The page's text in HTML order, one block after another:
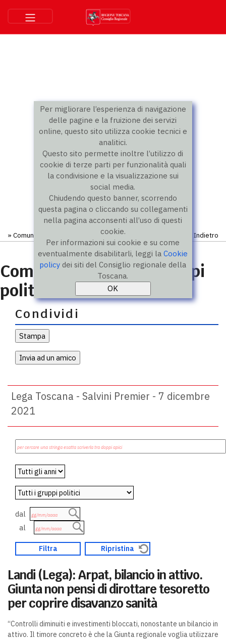
Per migliorare l’esperienza di navigazione
delle pagine e la fruizione dei servizi
online, questo sito utilizza cookie tecnici e
analitici.
Questo sito permette inoltre l’utilizzo di
cookie di terze parti per funzionalità quali
la condivisione e la visualizzazione sui
social media.
Chiudendo questo banner, scorrendo
questa pagina o cliccando su collegamenti
nella pagina acconsenti all’uso di questi
cookie.
Per informazioni sui cookie e su come
eventualmente disabilitarli, leggi laCookie
policy dei siti del Consiglio regionale della
Toscana.
» Comunicati Indietro
Comunicati stampa gruppi
politici
Condividi
Lega Toscana - Salvini Premier - 7 dicembre
2021
dal
al
Landi (Lega): Arpat, bilancio in attivo.
Giunta non pensi di dirottare tesoretto
per coprire disavanzo sanità
“Controlli diminuiti e investimenti bloccati, nonostante un bilancio in
attivo. Il timore concreto è che la Giunta regionale voglia utilizzare